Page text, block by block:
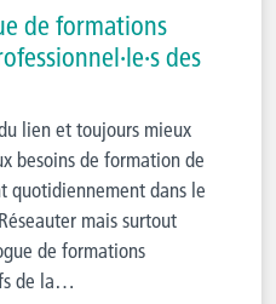
de formations
des
lien et toujours mieux
besoins de formation de
quotidiennement dans le
mais surtout
de formations
de la…